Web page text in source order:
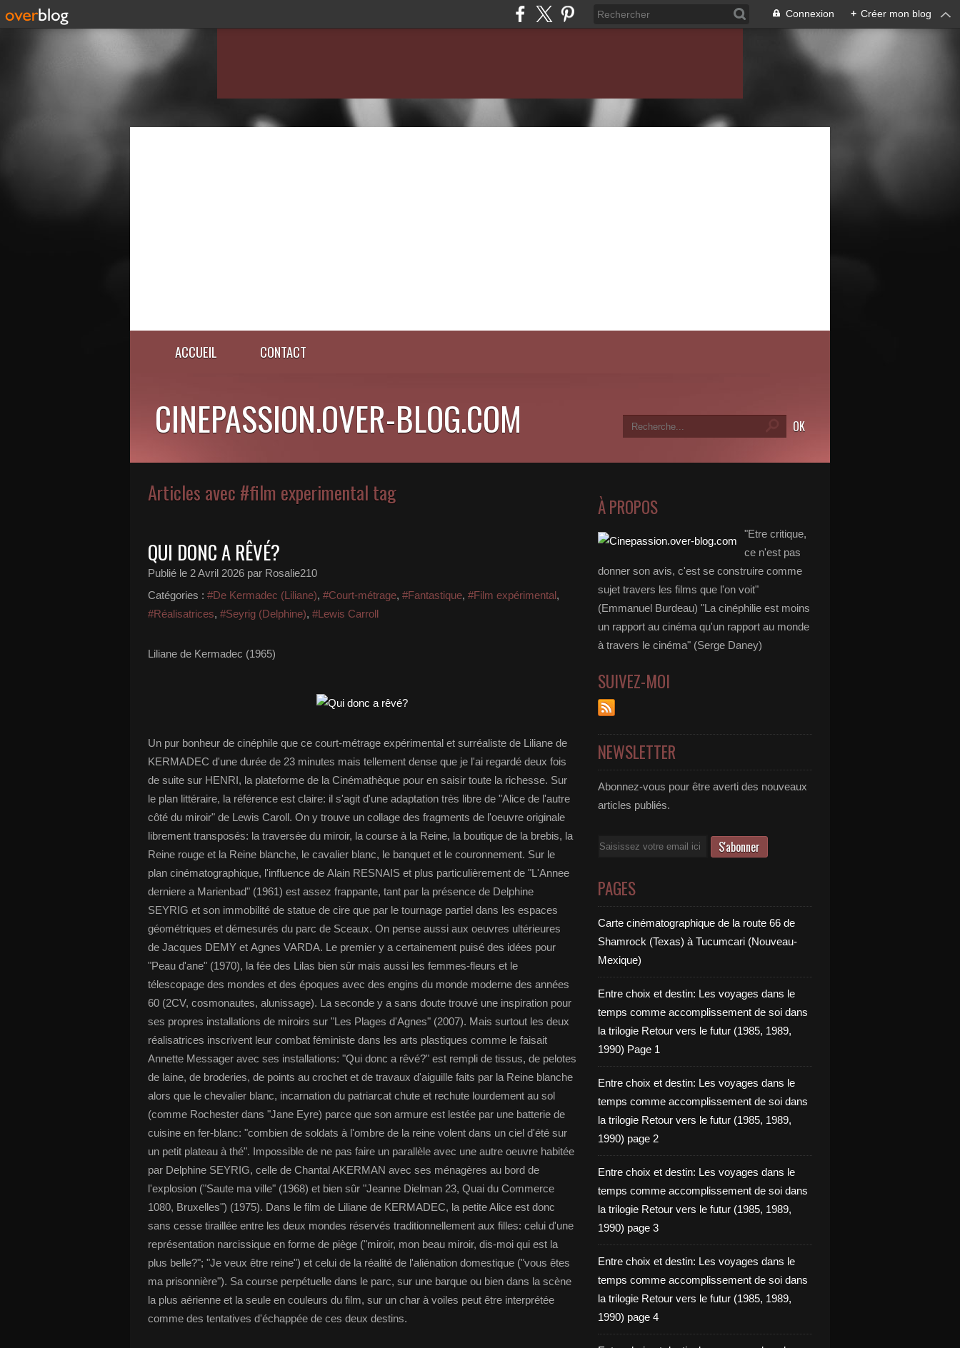
Connexion + Créer mon blog
ACCUEIL CONTACT
CINEPASSION.OVER-BLOG.COM
Articles avec #film experimental tag
QUI DONC A RÊVÉ?
Publié le 2 Avril 2026 par Rosalie210
Catégories : #De Kermadec (Liliane), #Court-métrage, #Fantastique, #Film expérimental,
#Réalisatrices, #Seyrig (Delphine), #Lewis Carroll
Liliane de Kermadec (1965)
Un pur bonheur de cinéphile que ce court-métrage expérimental et surréaliste de Liliane de
KERMADEC d'une durée de 23 minutes mais tellement dense que je l'ai regardé deux fois
de suite sur HENRI, la plateforme de la Cinémathèque pour en saisir toute la richesse. Sur
le plan littéraire, la référence est claire: il s'agit d'une adaptation très libre de "Alice de l'autre
côté du miroir" de Lewis Caroll. On y trouve un collage des fragments de l'oeuvre originale
librement transposés: la traversée du miroir, la course à la Reine, la boutique de la brebis, la
Reine rouge et la Reine blanche, le cavalier blanc, le banquet et le couronnement. Sur le
plan cinématographique, l'influence de Alain RESNAIS et plus particulièrement de "L'Annee
derniere a Marienbad" (1961) est assez frappante, tant par la présence de Delphine
SEYRIG et son immobilité de statue de cire que par le tournage partiel dans les espaces
géométriques et démesurés du parc de Sceaux. On pense aussi aux oeuvres ultérieures
de Jacques DEMY et Agnes VARDA. Le premier y a certainement puisé des idées pour
"Peau d'ane" (1970), la fée des Lilas bien sûr mais aussi les femmes-fleurs et le
télescopage des mondes et des époques avec des engins du monde moderne des années
60 (2CV, cosmonautes, alunissage). La seconde y a sans doute trouvé une inspiration pour
ses propres installations de miroirs sur "Les Plages d'Agnes" (2007). Mais surtout les deux
réalisatrices inscrivent leur combat féministe dans les arts plastiques comme le faisait
Annette Messager avec ses installations: "Qui donc a rêvé?" est rempli de tissus, de pelotes
de laine, de broderies, de points au crochet et de travaux d'aiguille faits par la Reine blanche
alors que le chevalier blanc, incarnation du patriarcat chute et rechute lourdement au sol
(comme Rochester dans "Jane Eyre) parce que son armure est lestée par une batterie de
cuisine en fer-blanc: "combien de soldats à l'ombre de la reine volent dans un ciel d'été sur
un petit plateau à thé". Impossible de ne pas faire un parallèle avec une autre oeuvre habitée
par Delphine SEYRIG, celle de Chantal AKERMAN avec ses ménagères au bord de
l'explosion ("Saute ma ville" (1968) et bien sûr "Jeanne Dielman 23, Quai du Commerce
1080, Bruxelles") (1975). Dans le film de Liliane de KERMADEC, la petite Alice est donc
sans cesse tiraillée entre les deux mondes réservés traditionnellement aux filles: celui d'une
représentation narcissique en forme de piège ("miroir, mon beau miroir, dis-moi qui est la
plus belle?"; "Je veux être reine") et celui de la réalité de l'aliénation domestique ("vous êtes
ma prisonnière"). Sa course perpétuelle dans le parc, sur une barque ou bien dans la scène
la plus aérienne et la seule en couleurs du film, sur un char à voiles peut être interprétée
comme des tentatives d'échappée de ces deux destins.
À PROPOS
"Etre critique,
ce n'est pas
donner son avis, c'est se construire comme
sujet travers les films que l'on voit"
(Emmanuel Burdeau) "La cinéphilie est moins
un rapport au cinéma qu'un rapport au monde
à travers le cinéma" (Serge Daney)
SUIVEZ-MOI
NEWSLETTER
Abonnez-vous pour être averti des nouveaux
articles publiés.
Email
PAGES
Carte cinématographique de la route 66 de
Shamrock (Texas) à Tucumcari (Nouveau-
Mexique)
Entre choix et destin: Les voyages dans le
temps comme accomplissement de soi dans
la trilogie Retour vers le futur (1985, 1989,
1990) Page 1
Entre choix et destin: Les voyages dans le
temps comme accomplissement de soi dans
la trilogie Retour vers le futur (1985, 1989,
1990) page 2
Entre choix et destin: Les voyages dans le
temps comme accomplissement de soi dans
la trilogie Retour vers le futur (1985, 1989,
1990) page 3
Entre choix et destin: Les voyages dans le
temps comme accomplissement de soi dans
la trilogie Retour vers le futur (1985, 1989,
1990) page 4